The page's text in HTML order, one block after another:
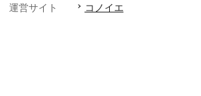
運営サイト
コノイエ